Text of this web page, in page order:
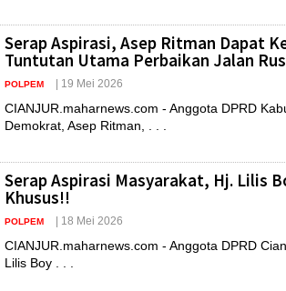
Serap Aspirasi, Asep Ritman Dapat
Tuntutan Utama Perbaikan Jalan
POLPEM | 19 Mei 2026
CIANJUR.maharnews.com - Anggota DPRD
Demokrat, Asep Ritman, . . .
Serap Aspirasi Masyarakat, Hj. Lilis
Khusus!!
POLPEM | 18 Mei 2026
CIANJUR.maharnews.com - Anggota DPRD
Lilis Boy . . .